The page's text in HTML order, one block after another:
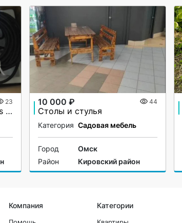
23
Дренажный насос Belamos DWP 1300 CS для грязной воды
10 000 ₽ 44
Столы и стулья
Категория Садовая мебель
Город
Омск
Район
Кировский район
Компания Категории